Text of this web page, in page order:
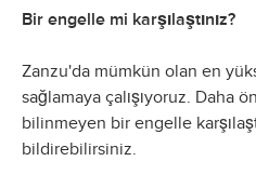
Bir engelle mi karşılaştınız?
Zanzu'da mümkün olan en
sağlamaya çalışıyoruz. Daha
bilinmeyen bir engelle
bildirebilirsiniz.